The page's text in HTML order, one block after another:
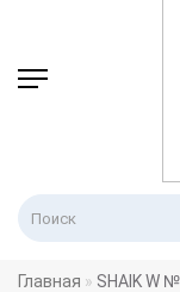
Главная SHAIK W